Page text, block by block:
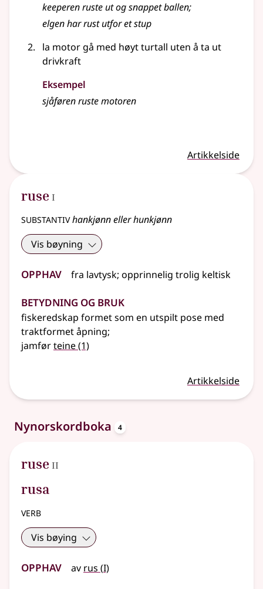
keeperen ruste ut og snappet ballen;
elgen har rust utfor et stup
la motor gå med høyt turtall uten å ta ut
drivkraft
Eksempel
sjåføren ruste motoren
Artikkelside
ruse 1
I
substantivhankjønn eller hunkjønn
Vis bøyning
Opphav fra lavtysk; opprinnelig trolig keltisk
Betydning og bruk
fiskeredskap formet som en utspilt pose med
traktformet åpning;
jamførteine(1)
Artikkelside
Nynorskordboka 4
ruse 2
II
rusa
verb
Vis bøying
Opphav av rus (1
I)